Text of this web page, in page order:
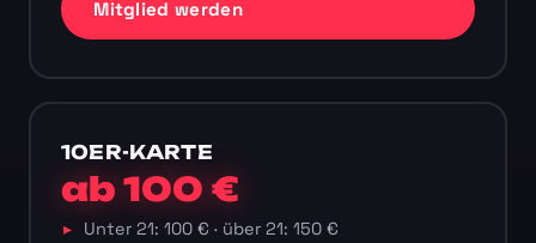
Mitglied werden
10ER-KARTE
ab 100 €
Unter 21: 100 € · über 21: 150 €